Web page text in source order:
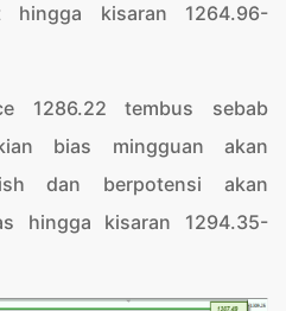
hingga kisaran 1264.96-
1286.22 tembus sebab
bias mingguan akan
dan berpotensi akan
hingga kisaran 1294.35-